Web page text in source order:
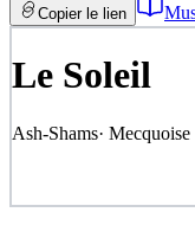
Copier le lien
Le Soleil
Ash-Shams· Mecquoise